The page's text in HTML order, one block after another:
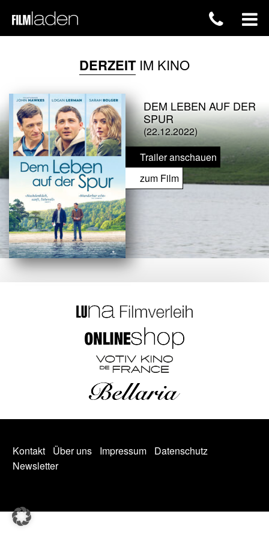
DERZEITIM KINO
DEM LEBEN AUF DER
SPUR
(22.12.2022)
Trailer anschauen
zum Film
Kontakt Über uns Impressum
Datenschutz
Newsletter